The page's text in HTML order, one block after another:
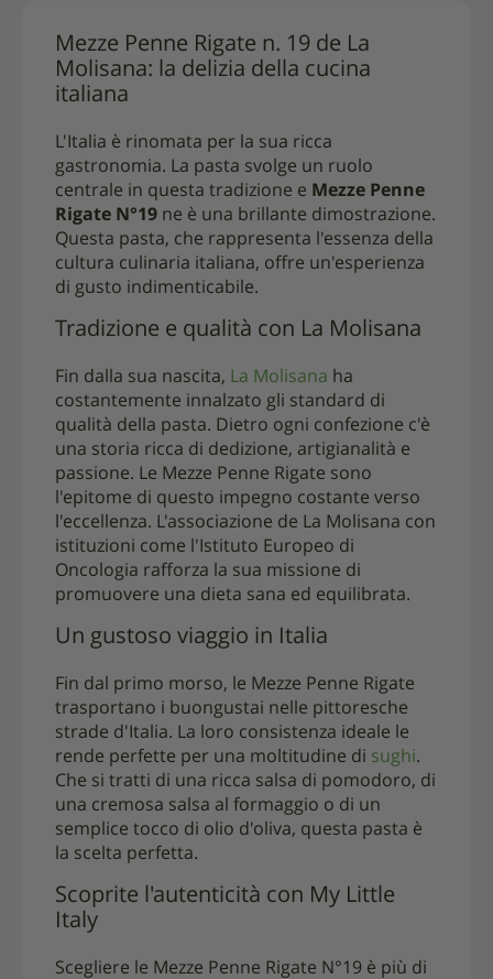
Mezze Penne Rigate n. 19 de La
Molisana: la delizia della cucina
italiana
L'Italia è rinomata per la sua ricca
gastronomia. La pasta svolge un ruolo
centrale in questa tradizione e Mezze Penne
Rigate N°19 ne è una brillante dimostrazione.
Questa pasta, che rappresenta l'essenza della
cultura culinaria italiana, offre un'esperienza
di gusto indimenticabile.
Tradizione e qualità con La Molisana
Fin dalla sua nascita, La Molisana ha
costantemente innalzato gli standard di
qualità della pasta. Dietro ogni confezione c'è
una storia ricca di dedizione, artigianalità e
passione. Le Mezze Penne Rigate sono
l'epitome di questo impegno costante verso
l'eccellenza. L'associazione de La Molisana con
istituzioni come l'Istituto Europeo di
Oncologia rafforza la sua missione di
promuovere una dieta sana ed equilibrata.
Un gustoso viaggio in Italia
Fin dal primo morso, le Mezze Penne Rigate
trasportano i buongustai nelle pittoresche
strade d'Italia. La loro consistenza ideale le
rende perfette per una moltitudine di sughi.
Che si tratti di una ricca salsa di pomodoro, di
una cremosa salsa al formaggio o di un
semplice tocco di olio d'oliva, questa pasta è
la scelta perfetta.
Scoprite l'autenticità con My Little
Italy
Scegliere le Mezze Penne Rigate N°19 è più di